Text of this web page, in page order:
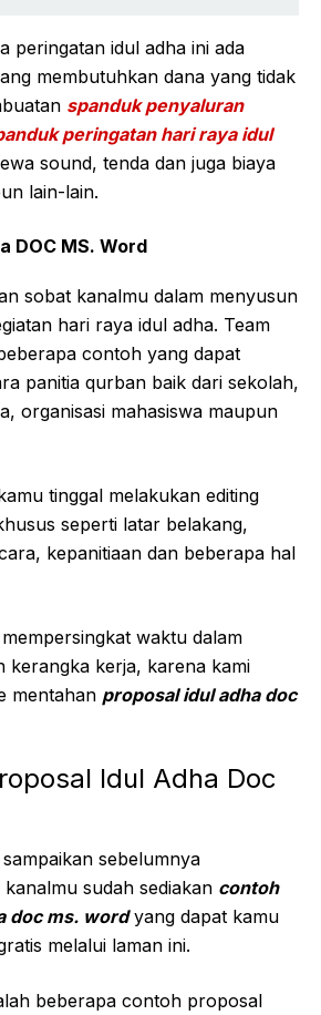
peringatan idul adha ini ada
membutuhkan dana yang tidak
spanduk penyaluran
peringatan hari raya idul
sound, tenda dan juga biaya
lain-lain.
DOC MS. Word
sobat kanalmu dalam menyusun
hari raya idul adha. Team
contoh yang dapat
panitia qurban baik dari sekolah,
organisasi mahasiswa maupun
tinggal melakukan editing
seperti latar belakang,
kepanitiaan dan beberapa hal
waktu dalam
kerangka kerja, karena kami
mentahan proposal idul adha doc
Idul Adha Doc
sebelumnya
sudah sediakan contoh
doc ms. wordyang dapat kamu
melalui laman ini.
beberapa contoh proposal